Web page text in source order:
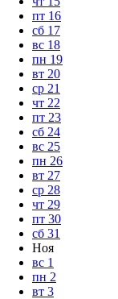
пт 16
сб 17
вс 18
пн 19
вт 20
ср 21
чт 22
пт 23
сб 24
вс 25
пн 26
вт 27
ср 28
чт 29
пт 30
сб 31
Ноя
вс 1
пн 2
вт 3